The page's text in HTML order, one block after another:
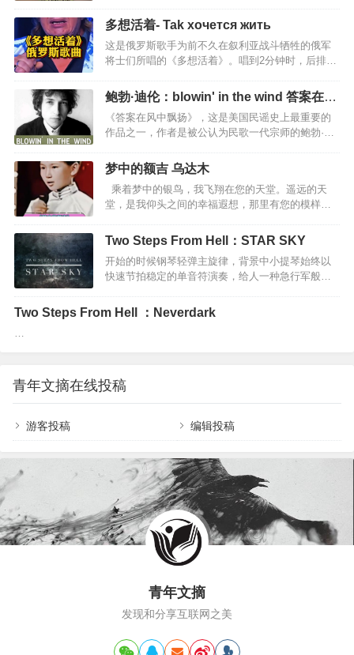
易水寒，壮士一去不复返。整个音乐一开头并不是
圆号，而是古筝，犹如蜻蜓点水，然后才是一段红
的气势，而是一种将要爆发之前的压抑。脑补这样
的一…
乎眼泪要落下来听到更多的是无奈迷人的口哨神曲
《Caravan》，有一种旅行的轻松与惬意这是一首空
灵而富有穿透力的曲子，闭上眼睛跟随曲子的律
动，时而遨游于天际，时而策马扬鞭于茫茫无垠草
原，时而感受岁月俗风的温柔流淌，不着边际，神
游天外，怡然亦然。这首《Caravan》，轻松，鲜
人，聆听这样的音符，没有年代感，没有听不懂的
尴…
多想活着- Tak xoчется жить
这是俄罗斯歌手为前不久在叙利亚战斗牺牲的俄军
将士们所唱的《多想活着》。唱到2分钟时，后排开
全场起立。每个国家和民族都应该崇敬英雄，而不
是什么明星、大款。唯有如此，一个民族才有希望
和前途。如泣如诉的乐曲，哀思，伤感歌曲大意：
你知道吗 多想活着去观赏火红日出活着 正是为了去
爱与你相伴的所有人你知道吗 多想活着黎明时分 与
你一同醒来调煮咖啡世人尚在甜睡你知道吗 多想活
你知道吗 多想活着在你牺牲的一刹那站起向大…
鲍勃·迪伦：blowin' in the wind 答案在风
中飘扬
《答案在风中飘扬》，这是美国民谣史上最重要的
作品之一，作者是被公认为民歌一代宗师的鲍勃·迪
获得诺贝尔文学奖的获奖作品。虽然《答案在风中
飘扬》的时代背景是越战时期的美国社会，但是这
首歌的意境却可以说是「放诸四海而皆准」，同时
始终深受世界各地人们的喜爱。这并非一首简单的
娱乐之歌，这首歌正好迎合了当时的社会环境，诗
人在歌曲里吹响了时代嘹亮的号角。他站出来，提
至今日，我们依然能从作品里感受到属于那个年代
而又…
梦中的额吉 乌达木
乘着梦中的银鸟，我飞翔在您的天堂。遥远的天
堂，是我仰头之间的幸福遐想，那里有您的模样，
您微笑的赞许，感觉您就在天堂注视我的目光。每
一次，想您，我都会用歌声传达，您说，喜欢我唱
歌的模样，喜欢我歌声中对爱的回肠，亲爱的额
吉！当我想您，我就会在梦中寻觅您的身影，那遥
远的天堂，只有在梦中才会向我靠近，让我走向您
的身旁。我想，依靠在您的怀抱，不要走开，让我
Two Steps From Hell：STAR SKY
开始的时候钢琴轻弹主旋律，背景中小提琴始终以
快速节拍稳定的单音符演奏，给人一种急行军般的
听众的注意力吸引到这首歌上面。20s的时候，突然
副旋律，这是曲子的蓄势部分，听的过程中有种“黎
明前的黑暗”，“决战前的誓师”的感觉。我更加倾向
Two Steps From Hell ：Neverdark
…
青年文摘在线投稿
游客投稿 编辑投稿
青年文摘
发现和分享互联网之美